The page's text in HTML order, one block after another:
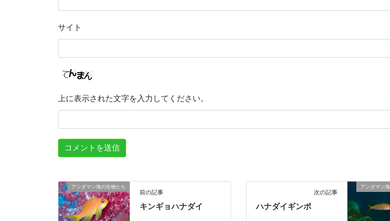
サイト
上に表示された文字を入力してください。
アンダマン海の生物たち
前の記事
キンギョハナダイ
アンダマン
次の記事
ハナダイギンポ